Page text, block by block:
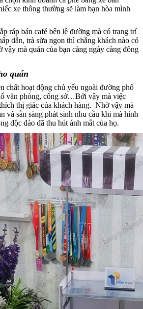
xe thông thường sẽ làm bạn hòa mình
ráp bán café bên lề đường mà có trang trí
dẫn, trà sữa ngon thì chẳng khách nào có
mà quán của bạn càng ngày càng đông
quán
chất hoạt động chủ yếu ngoài đường phố
văn phòng, công sở…Bởi vậy mà việc
thị giác của khách hàng. Nhờ vậy mà
và sẵn sàng phát sinh nhu cầu khi mà hình
độc đáo đã thu hút ánh mắt của họ.